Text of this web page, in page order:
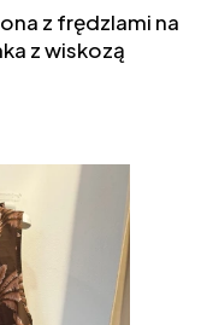
z frędzlami na
z wiskozą